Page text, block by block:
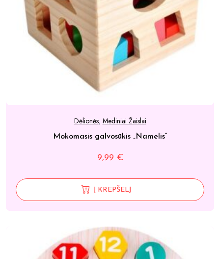
Dėlionės, Mediniai Žaislai
Mokomasis galvosūkis „Namelis“
9,99 €
Į KREPŠELĮ